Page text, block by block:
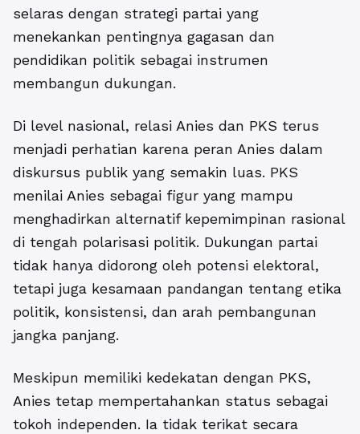
selaras dengan strategi partai yang
menekankan pentingnya gagasan dan
pendidikan politik sebagai instrumen
membangun dukungan.
Di level nasional, relasi Anies dan PKS terus
menjadi perhatian karena peran Anies dalam
diskursus publik yang semakin luas. PKS
menilai Anies sebagai figur yang mampu
menghadirkan alternatif kepemimpinan rasional
di tengah polarisasi politik. Dukungan partai
tidak hanya didorong oleh potensi elektoral,
tetapi juga kesamaan pandangan tentang etika
politik, konsistensi, dan arah pembangunan
jangka panjang.
Meskipun memiliki kedekatan dengan PKS,
Anies tetap mempertahankan status sebagai
tokoh independen. Ia tidak terikat secara